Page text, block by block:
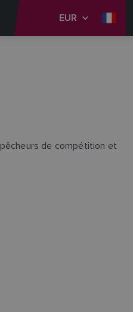
EUR
de compétition et